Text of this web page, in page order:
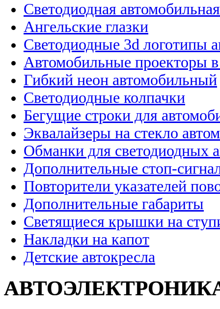
Светодиодная
Ангельские глазки
Светодиодные 3d логотипы
Автомобильные проекторы
Гибкий неон автомобильный
Светодиодные колпачки
Бегущие строки для
Эквалайзеры на стекло
Обманки для светодиодных
Дополнительные стоп-
Повторители указателей
Дополнительные габариты
Светящиеся крышки на
Накладки на капот
Детские автокресла